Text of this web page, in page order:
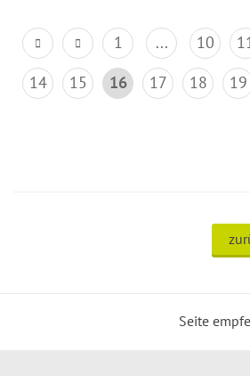
1 ... 10
14
15 16 17 18 19
Seite